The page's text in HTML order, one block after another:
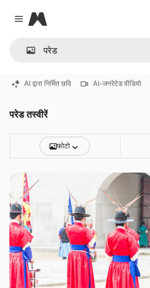
Close menu
Magnific
AI द्वारा निर्मित छवि AI-जनरेटेड वीडियो
परेड तस्वीरें
फोटो